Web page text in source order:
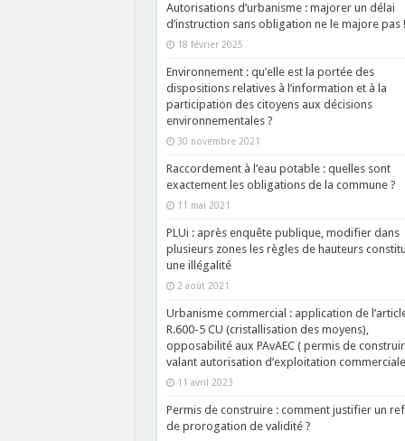
Autorisations d’urbanisme : majorer un délai
d’instruction sans obligation ne le majore pas !
18 février 2025
Environnement : qu’elle est la portée des
dispositions relatives à l’information et à la
participation des citoyens aux décisions
environnementales ?
30 novembre 2021
Raccordement à l’eau potable : quelles sont
exactement les obligations de la commune ?
11 mai 2021
PLUi : après enquête publique, modifier dans
plusieurs zones les règles de hauteurs
une illégalité
2 août 2021
Urbanisme commercial : application de
R.600-5 CU (cristallisation des moyens),
opposabilité aux PAvAEC ( permis de
valant autorisation d’exploitation
11 avril 2023
Permis de construire : comment justifier un
de prorogation de validité ?